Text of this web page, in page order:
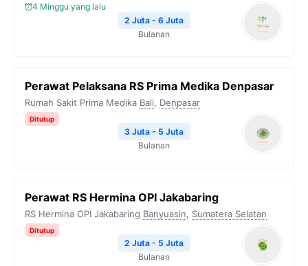
4 Minggu yang lalu
2 Juta - 6 Juta
Bulanan
Perawat Pelaksana RS Prima Medika Denpasar
Rumah Sakit Prima Medika Bali, Denpasar
Ditutup
3 Juta - 5 Juta
Bulanan
Perawat RS Hermina OPI Jakabaring
RS Hermina OPI Jakabaring Banyuasin, Sumatera Selatan
Ditutup
2 Juta - 5 Juta
Bulanan